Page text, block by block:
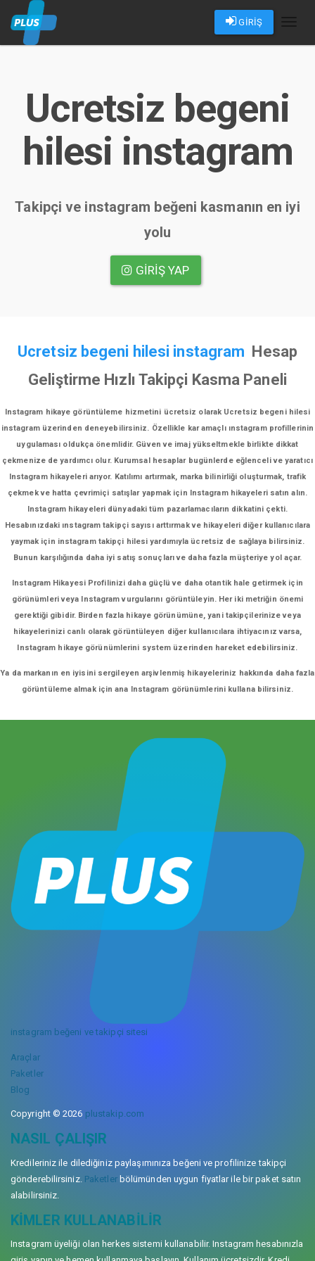
GİRİŞ
Ucretsiz begeni
hilesi instagram
Takipçi ve instagram beğeni kasmanın en iyi
yolu
GIRIŞ YAP
Ucretsiz begeni hilesi instagram Hesap
Geliştirme Hızlı Takipçi Kasma Paneli
Instagram hikaye görüntüleme hizmetini ücretsiz olarak Ucretsiz begeni hilesi
instagram üzerinden deneyebilirsiniz. Özellikle kar amaçlı ınstagram profillerinin
uygulaması oldukça önemlidir. Güven ve imaj yükseltmekle birlikte dikkat
çekmenize de yardımcı olur. Kurumsal hesaplar bugünlerde eğlenceli ve yaratıcı
Instagram hikayeleri arıyor. Katılımı artırmak, marka bilinirliği oluşturmak, trafik
çekmek ve hatta çevrimiçi satışlar yapmak için Instagram hikayeleri satın alın.
Instagram hikayeleri dünyadaki tüm pazarlamacıların dikkatini çekti.
Hesabınızdaki ınstagram takipçi sayısı arttırmak ve hikayeleri diğer kullanıcılara
yaymak için instagram takipçi hilesi yardımıyla ücretsiz de sağlaya bilirsiniz.
Bunun karşılığında daha iyi satış sonuçları ve daha fazla müşteriye yol açar.
Instagram Hikayesi Profilinizi daha güçlü ve daha otantik hale getirmek için
görünümleri veya Instagram vurgularını görüntüleyin. Her iki metriğin önemi
gerektiği gibidir. Birden fazla hikaye görünümüne, yani takipçilerinize veya
hikayelerinizi canlı olarak görüntüleyen diğer kullanıcılara ihtiyacınız varsa,
Instagram hikaye görünümlerini system üzerinden hareket edebilirsiniz.
Ya da markanın en iyisini sergileyen arşivlenmiş hikayeleriniz hakkında daha fazla
görüntüleme almak için ana Instagram görünümlerini kullana bilirsiniz.
instagram beğeni ve takipçi sitesi
Araçlar
Paketler
Blog
Copyright © 2026 plustakip.com
NASIL ÇALIŞIR
Kredileriniz ile dilediğiniz paylaşımınıza beğeni ve profilinize takipçi
gönderebilirsiniz. Paketlerbölümünden uygun fiyatlar ile bir paket satın
alabilirsiniz.
KIMLER KULLANABILIR
Instagram üyeliği olan herkes sistemi kullanabilir. Instagram hesabınızla